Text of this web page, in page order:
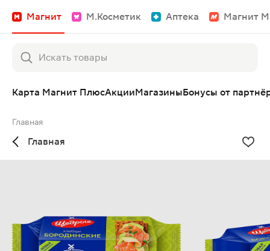
Магнит М.Косметик Аптека Магнит
Карта Магнит ПлюсАкцииМагазиныБонусы от
Главная
Главная